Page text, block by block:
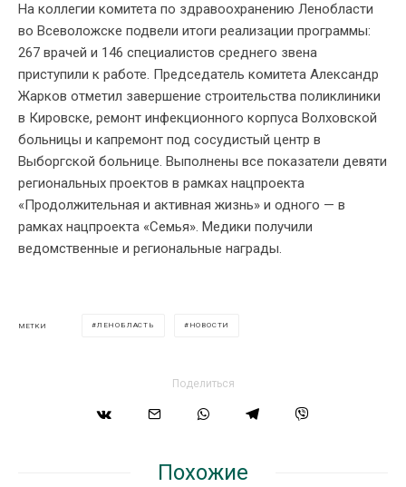
На коллегии комитета по здравоохранению Ленобласти
во Всеволожске подвели итоги реализации программы:
267 врачей и 146 специалистов среднего звена
приступили к работе. Председатель комитета Александр
Жарков отметил завершение строительства поликлиники
в Кировске, ремонт инфекционного корпуса Волховской
больницы и капремонт под сосудистый центр в
Выборгской больнице. Выполнены все показатели девяти
региональных проектов в рамках нацпроекта
«Продолжительная и активная жизнь» и одного — в
рамках нацпроекта «Семья». Медики получили
ведомственные и региональные награды.
МЕТКИ ЛЕНОБЛАСТЬ НОВОСТИ
Поделиться
Похожие